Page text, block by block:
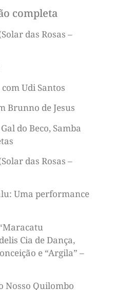
completa
das Rosas –
Udi Santos
Brunno de Jesus
do Beco, Samba
das Rosas –
Uma performance
Cia de Dança,
e “Argila” –
Nosso Quilombo